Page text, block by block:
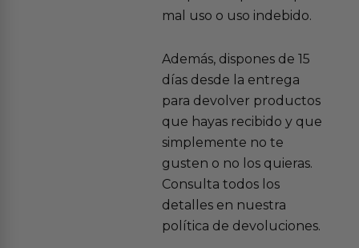
mal uso o uso indebido.
Además, dispones de 15
días desde la entrega
para devolver productos
que hayas recibido y que
simplemente no te
gusten o no los quieras.
Consulta todos los
detalles en nuestra
política de devoluciones.